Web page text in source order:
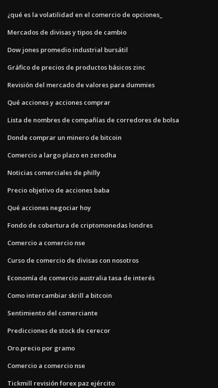
¿qué es la volatilidad en el comercio de opciones_
Mercados de divisas y tipos de cambio
Dow jones promedio industrial bursátil
Gráfico de precios de productos básicos zinc
Revisión del mercado de valores para dummies
Qué acciones y acciones comprar
Lista de nombres de compañías de corredores de bolsa
Donde comprar un minero de bitcoin
Comercio a largo plazo en zerodha
Noticias comerciales de philly
Precio objetivo de acciones baba
Qué acciones negociar hoy
Fondo de cobertura de criptomonedas londres
Comercio a comercio nse
Curso de comercio de divisas con nosotros
Economía de comercio australia tasa de interés
Como intercambiar skrill a bitcoin
Sentimiento del comerciante
Predicciones de stock de cerecor
Oro.precio por gramo
Comercio a comercio nse
Tickmill revisión forex paz ejército